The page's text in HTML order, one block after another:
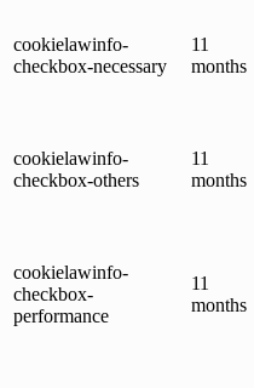
cookielawinfo-
checkbox-necessary
11
months
cookielawinfo-
checkbox-others
11
months
cookielawinfo-
checkbox-
performance
11
months